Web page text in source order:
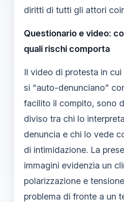
diritti di tutti gli attori
Questionario e video:
quali rischi comporta
Il video di protesta in
si “auto-denunciano”
facilito il compito, sono
diviso tra chi lo
denuncia e chi lo vede
di intimidazione. La
immagini evidenzia un
polarizzazione e
problema di fronte a un